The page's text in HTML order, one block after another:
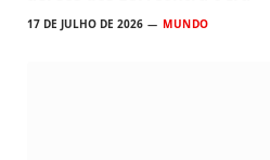
17 DE JULHO DE 2026 MUNDO